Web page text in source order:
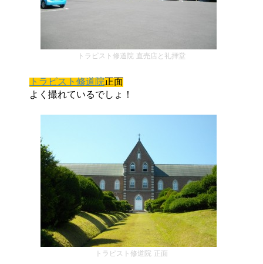
トラピスト修道院 直売店と礼拝堂
トラピスト修道院正面
よく撮れているでしょ！
トラピスト修道院 正面